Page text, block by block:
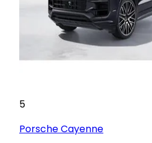
5
PorscheCayenne